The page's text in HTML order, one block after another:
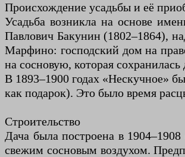
Происхождение усадьбы и её
Усадьба возникла на основе
Павлович Бакунин (1802–1864),
Марфино: господский дом на
на сосновую, которая
В 1893–1900 годах «Нескучное»
как подарок). Это было время
Строительство
Дача была построена в
свежим сосновым воздухом.